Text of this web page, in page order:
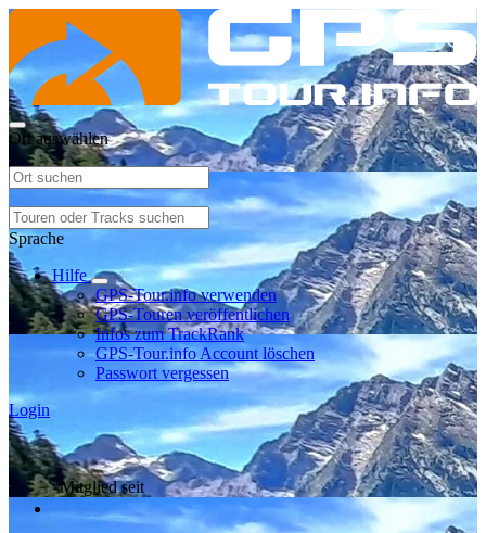
Ort auswählen
Sprache
Hilfe
GPS-Tour.info verwenden
GPS-Touren veröffentlichen
Infos zum TrackRank
GPS-Tour.info Account löschen
Passwort vergessen
Login
Mitglied seit